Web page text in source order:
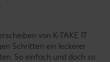
von K-TAKE IT
Schritten ein leckerer
So einfach und doch so